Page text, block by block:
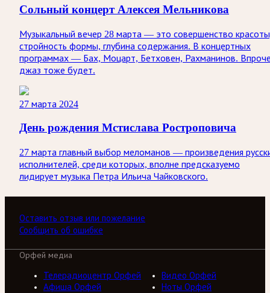
Сольный концерт Алексея Мельникова
Музыкальный вечер 28 марта — это совершенство
стройность формы, глубина содержания. В концертных
программах — Бах, Моцарт, Бетховен, Рахманинов.
джаз тоже будет.
27 марта 2024
День рождения Мстислава Ростроповича
27 марта главный выбор меломанов — произведения
исполнителей, среди которых, вполне предсказуемо
лидирует музыка Петра Ильича Чайковского.
Оставить отзыв или пожелание
Сообщить об ошибке
Орфей медиа
Телерадиоцентр Орфей
Видео Орфей
Афиша Орфей
Ноты Орфей